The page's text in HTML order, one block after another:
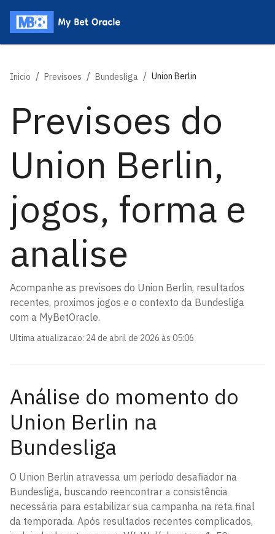
Inicio / Previsoes / Bundesliga / Union Berlin
Previsoes do
Union Berlin,
jogos, forma e
analise
Acompanhe as previsoes do Union Berlin, resultados
recentes, proximos jogos e o contexto da Bundesliga
com a MyBetOracle.
Ultima atualizacao: 24 de abril de 2026 às 05:06
Análise do momento do
Union Berlin na
Bundesliga
O Union Berlin atravessa um período desafiador na
Bundesliga, buscando reencontrar a consistência
necessária para estabilizar sua campanha na reta final
da temporada. Após resultados recentes complicados,